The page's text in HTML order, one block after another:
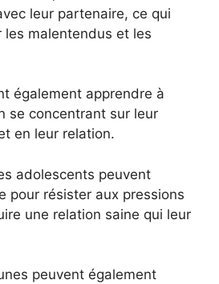
leur partenaire, ce qui
les malentendus et les
également apprendre à
se concentrant sur leur
en leur relation.
adolescents peuvent
pour résister aux pressions
une relation saine qui leur
peuvent également